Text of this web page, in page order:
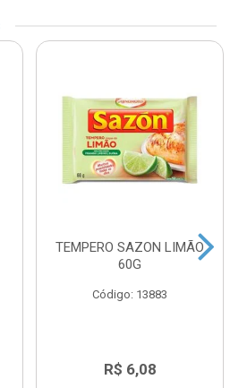
TEMPERO SAZON LIMÃO
60G
Código: 13883
R$ 6,08